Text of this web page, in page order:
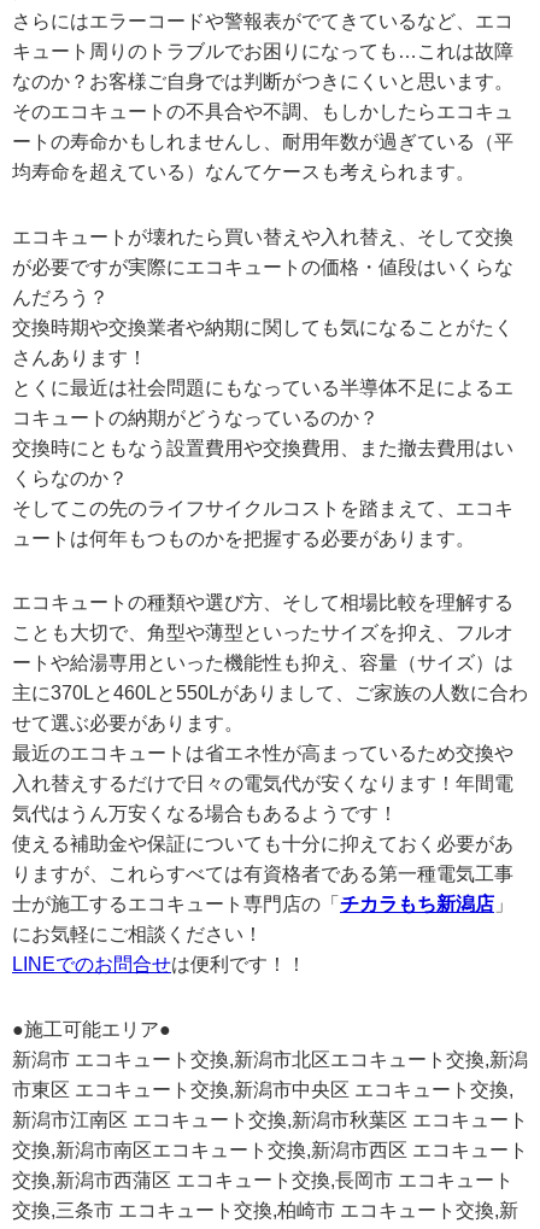
さらにはエラーコードや警報表がでてきているなど、エコ
キュート周りのトラブルでお困りになっても…これは故障
なのか？お客様ご自身では判断がつきにくいと思います。
そのエコキュートの不具合や不調、もしかしたらエコキュ
ートの寿命かもしれませんし、耐用年数が過ぎている（平
均寿命を超えている）なんてケースも考えられます。
エコキュートが壊れたら買い替えや入れ替え、そして交換
が必要ですが実際にエコキュートの価格・値段はいくらな
んだろう？
交換時期や交換業者や納期に関しても気になることがたく
さんあります！
とくに最近は社会問題にもなっている半導体不足によるエ
コキュートの納期がどうなっているのか？
交換時にともなう設置費用や交換費用、また撤去費用はい
くらなのか？
そしてこの先のライフサイクルコストを踏まえて、エコキ
ュートは何年もつものかを把握する必要があります。
エコキュートの種類や選び方、そして相場比較を理解する
ことも大切で、角型や薄型といったサイズを抑え、フルオ
ートや給湯専用といった機能性も抑え、容量（サイズ）は
主に370Lと460Lと550Lがありまして、ご家族の人数に合わ
せて選ぶ必要があります。
最近のエコキュートは省エネ性が高まっているため交換や
入れ替えするだけで日々の電気代が安くなります！年間電
気代はうん万安くなる場合もあるようです！
使える補助金や保証についても十分に抑えておく必要があ
りますが、これらすべては有資格者である第一種電気工事
士が施工するエコキュート専門店の「 チカラもち新潟店 」
にお気軽にご相談ください！
LINEでのお問合せは便利です！！
●施工可能エリア●
新潟市 エコキュート交換,新潟市北区エコキュート交換,新潟
市東区 エコキュート交換,新潟市中央区 エコキュート交換,
新潟市江南区 エコキュート交換,新潟市秋葉区 エコキュート
交換,新潟市南区エコキュート交換,新潟市西区 エコキュート
交換,新潟市西蒲区 エコキュート交換,長岡市 エコキュート
交換,三条市 エコキュート交換,柏崎市 エコキュート交換,新